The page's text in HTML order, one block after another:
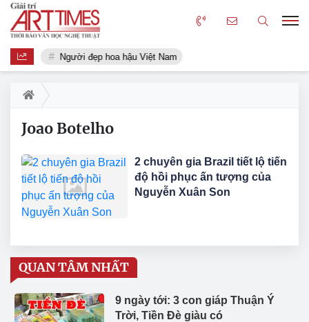
Người đẹp hoa hậu Việt Nam
Joao Botelho
2 chuyên gia Brazil tiết lộ tiến
độ hồi phục ấn tượng của
Nguyễn Xuân Son
QUAN TÂM NHẤT
9 ngày tới: 3 con giáp Thuận Ý
Trời, Tiền Đè giàu có